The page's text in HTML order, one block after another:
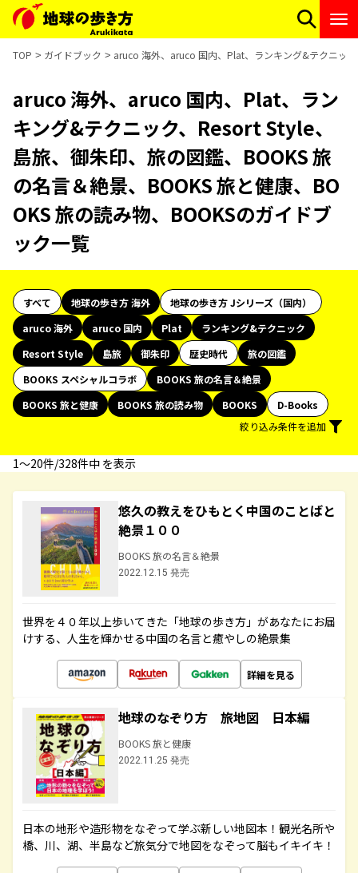
TOP ガイドブック aruco 海外、aruco 国内、Plat、ランキング&テクニッ
aruco 海外、aruco 国内、Plat、ラン
キング&テクニック、Resort Style、
島旅、御朱印、旅の図鑑、BOOKS 旅
の名言＆絶景、BOOKS 旅と健康、BO
OKS 旅の読み物、BOOKSのガイドブ
ック一覧
すべて 地球の歩き方 海外
地球の歩き方 Jシリーズ（国内）
aruco 海外
aruco 国内 Plat
ランキング&テクニック
Resort Style
島旅 御朱印 歴史時代
旅の図鑑
BOOKS スペシャルコラボ
BOOKS 旅の名言＆絶景
BOOKS 旅と健康
BOOKS 旅の読み物 BOOKS
D-Books
絞り込み条件を追加
1〜20件/328件中 を表示
悠久の教えをひもとく中国のことばと
絶景１００
BOOKS 旅の名言＆絶景
2022.12.15 発売
世界を４０年以上歩いてきた「地球の歩き方」があなたにお届
けする、人生を輝かせる中国の名言と癒やしの絶景集
詳細を見る
地球のなぞり方 旅地図 日本編
BOOKS 旅と健康
2022.11.25 発売
日本の地形や造形物をなぞって学ぶ新しい地図本！観光名所や
橋、川、湖、半島など旅気分で地図をなぞって脳もイキイキ！